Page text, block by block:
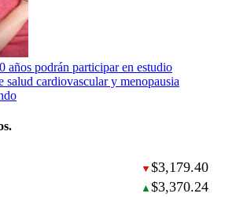
años podrán participar en estudio
salud cardiovascular y menopausia
▼ $3,179.40
▲ $3,370.24